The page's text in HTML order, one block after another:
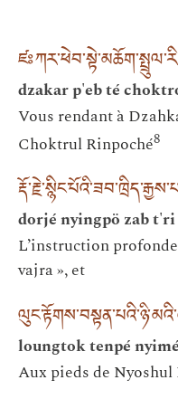
dzakar p'eb té
Vous rendant à
Choktrul Rinpoché8
dorjé nyingpö zab t'ri
L’instruction
vajra », et
loungtok tenpé
Aux pieds de